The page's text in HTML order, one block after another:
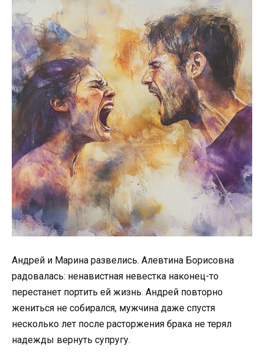
Андрей и Марина развелись. Алевтина Борисовна
радовалась: ненавистная невестка наконец-то
перестанет портить ей жизнь. Андрей повторно
жениться не собирался, мужчина даже спустя
несколько лет после расторжения брака не терял
надежды вернуть супругу.